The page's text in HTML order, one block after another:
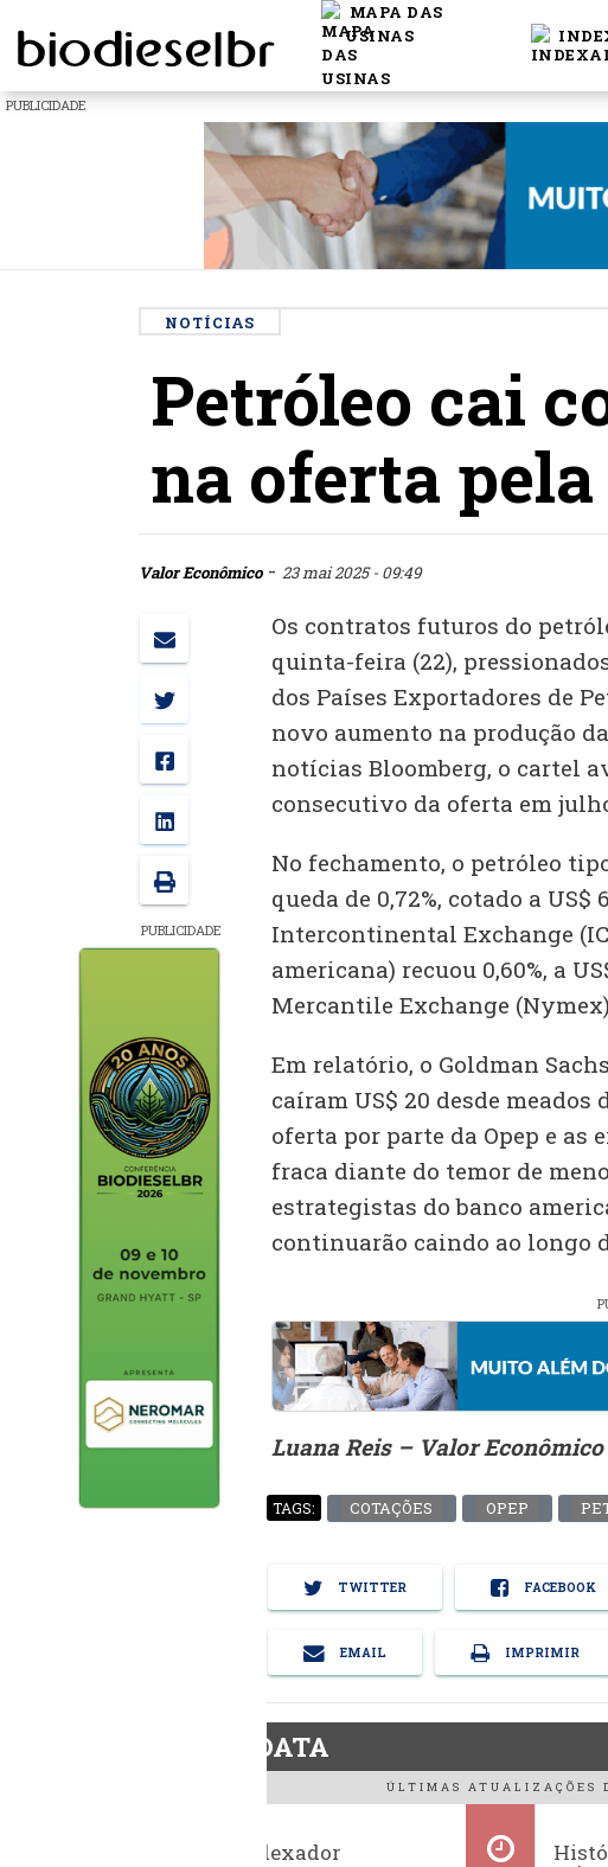
MAPA DAS
USINAS
PUBLICIDADE
NOTÍCIAS
Petróleo cai
na oferta pela
Valor Econômico- 23 mai 2025 - 09:49
PUBLICIDADE
Os contratos futuros do
quinta-feira (22),
dos Países Exportadores de
novo aumento na produção
notícias Bloomberg, o cartel
consecutivo da oferta em
No fechamento, o petróleo
queda de 0,72%, cotado a
Intercontinental Exchange
americana) recuou 0,60%, a
Mercantile Exchange
Em relatório, o Goldman
caíram US$ 20 desde
oferta por parte da Opep e as
fraca diante do temor de
estrategistas do banco
continuarão caindo ao longo
Luana Reis – Valor Econômico
TAGS: COTAÇÕES OPEP
TWITTER FACEBOOK
EMAIL IMPRIMIR
BiodieselDATA
ÚLTIMAS ATUALIZAÇÕES
Histórico indexador